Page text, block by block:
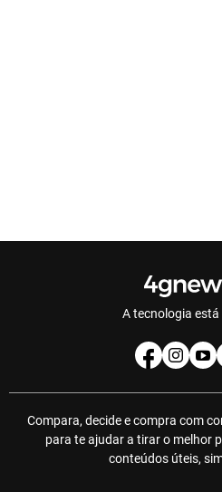
A tecnologia
Compara, decide e compra com
para te ajudar a tirar o melhor
conteúdos úteis,